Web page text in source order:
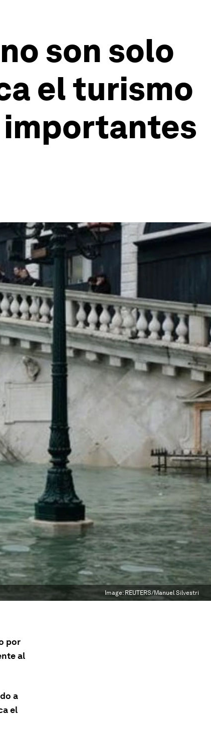
son solo
el turismo
importantes
Image: REUTERS/Manuel Silvestri
por
al
a
el